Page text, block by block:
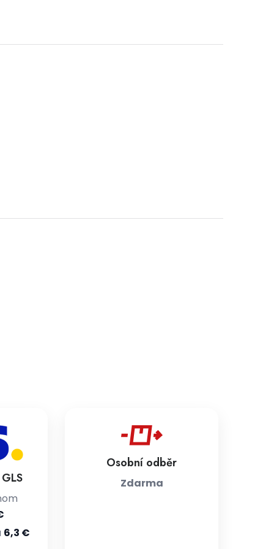
6,3 €
Osobní odběr
Zdarma